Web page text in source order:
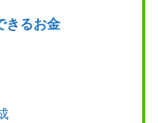
きるお金